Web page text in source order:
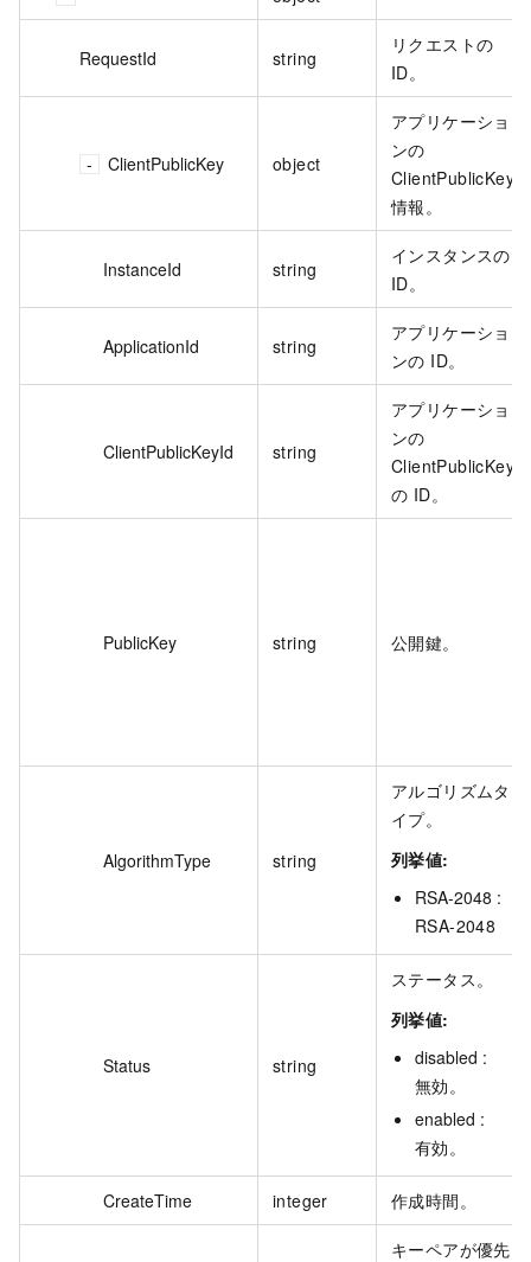
RequestId string
リクエストの
ID。
ClientPublicKey object
アプリケーショ
ンの
ClientPublicKey
情報。
InstanceId string
インスタンスの
ID。
ApplicationId string
アプリケーショ
ンの ID。
ClientPublicKeyId string
アプリケーショ
ンの
ClientPublicKey
の ID。
PublicKey string 公開鍵。
AlgorithmType string
アルゴリズムタ
イプ。
列挙値:
RSA-2048 :
RSA-2048
Status string
ステータス。
列挙値:
disabled :
無効。
enabled :
有効。
CreateTime integer 作成時間。
キーペアが優先